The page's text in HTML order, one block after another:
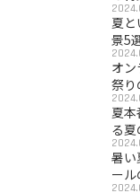
夏
景5
オ
祭り
夏
る
暑い
ー